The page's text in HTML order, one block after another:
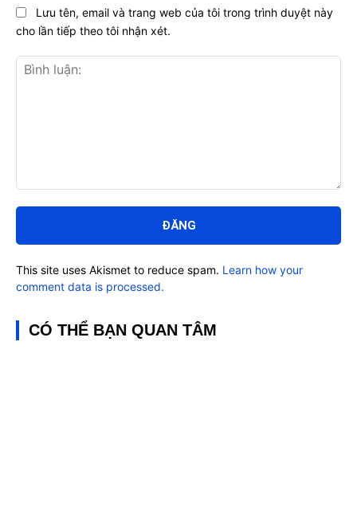
luận:
Lưu tên, email và trang web của tôi trong trình duyệt này
cho lần tiếp theo tôi nhận xét.
This site uses Akismet to reduce spam. Learn how your
comment data is processed.
CÓ THỂ BẠN QUAN TÂM